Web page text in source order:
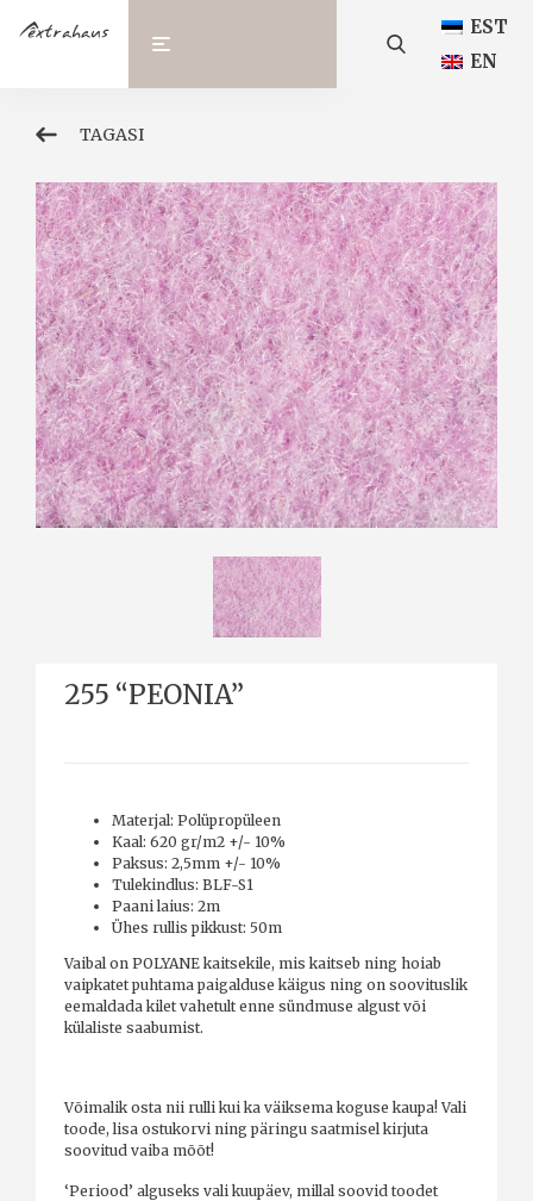
EST
EN
TAGASI
255 “PEONIA”
Materjal: Polüpropüleen
Kaal: 620 gr/m2 +/- 10%
Paksus: 2,5mm +/- 10%
Tulekindlus: BLF-S1
Paani laius: 2m
Ühes rullis pikkust: 50m
Vaibal on POLYANE kaitsekile, mis kaitseb ning hoiab
vaipkatet puhtama paigalduse käigus ning on soovituslik
eemaldada kilet vahetult enne sündmuse algust või
külaliste saabumist.
Võimalik osta nii rulli kui ka väiksema koguse kaupa! Vali
toode, lisa ostukorvi ning päringu saatmisel kirjuta
soovitud vaiba mõõt!
‘Periood’ alguseks vali kuupäev, millal soovid toodet